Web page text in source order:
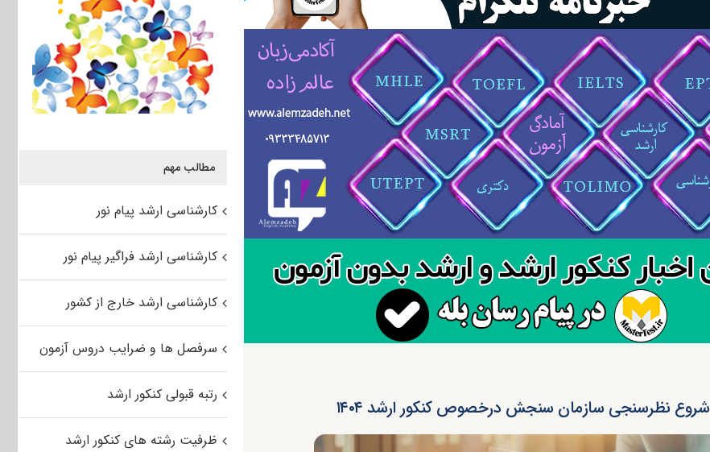
شروع نظرسنجی سازمان سنجش درخصوص کنکور ارشد ۱۴۰۴
مطالب مهم
کارشناسی ارشد پیام نور
کارشناسی ارشد فراگیر پیام نور
کارشناسی ارشد خارج از کشور
سرفصل ها و ضرایب دروس آزمون
رتبه قبولی کنکور ارشد
ظرفیت رشته های کنکور ارشد